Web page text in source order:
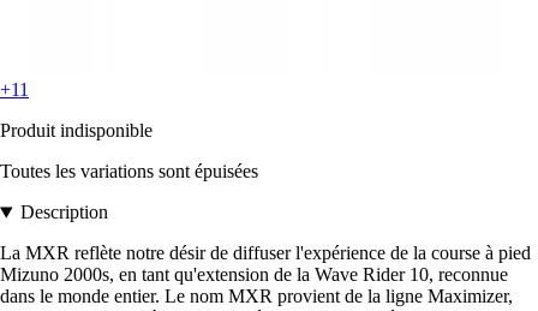
+11
Produit indisponible
Toutes les variations sont épuisées
Description
La MXR reflète notre désir de diffuser l'expérience de la course à pied
Mizuno 2000s, en tant qu'extension de la Wave Rider 10, reconnue
dans le monde entier. Le nom MXR provient de la ligne Maximizer,